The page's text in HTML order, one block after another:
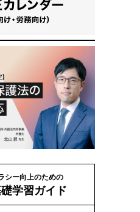
シー向上のための
学習ガイド